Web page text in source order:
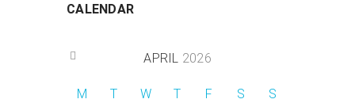
CALENDAR
APRIL 2026
M T W T F S S